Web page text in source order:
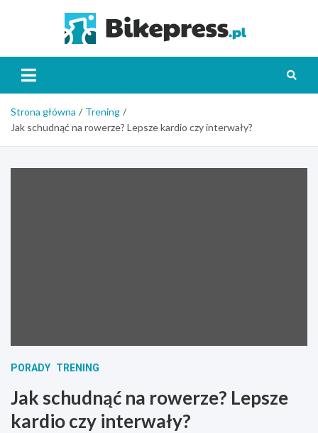
Strona główna
Trening
Jak schudnąć na rowerze? Lepsze kardio czy interwały?
PORADY TRENING
Jak schudnąć na rowerze? Lepsze
kardio czy interwały?